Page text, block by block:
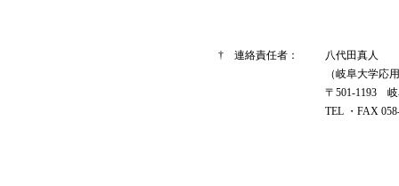
† 連絡責任者：
八代田真人
（岐阜大学応
〒501-1193 岐
TEL ・FAX